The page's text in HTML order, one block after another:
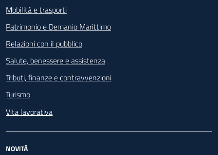
Mobilità e trasporti
Patrimonio e Demanio Marittimo
Relazioni con il pubblico
Salute, benessere e assistenza
Tributi, finanze e contravvenzioni
Turismo
Vita lavorativa
NOVITÀ